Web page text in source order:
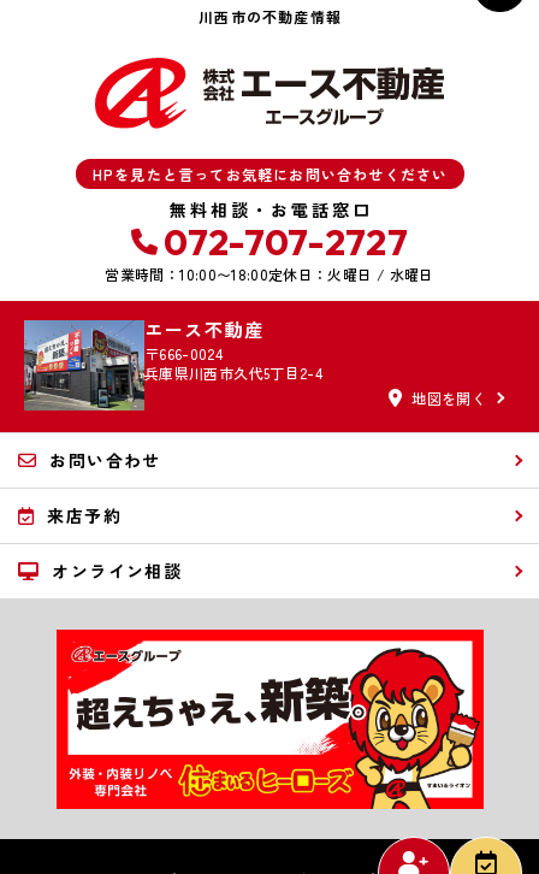
川西市の不動産情報
HPを見たと言ってお気軽にお問い合わせください
無料相談・お電話窓口
072-707-2727
営業時間：10:00〜18:00定休日：火曜日 / 水曜日
エース不動産
〒666-0024
兵庫県川西市久代5丁目2-4
地図を開く
お問い合わせ
来店予約
オンライン相談